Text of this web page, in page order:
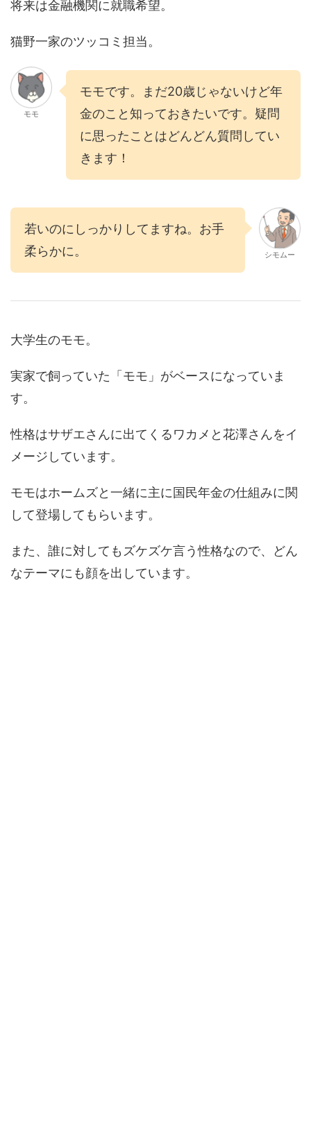
将来は金融機関に就職希望。
猫野一家のツッコミ担当。
モモ
モモです。まだ20歳じゃないけど年
金のこと知っておきたいです。疑問
に思ったことはどんどん質問してい
きます！
若いのにしっかりしてますね。お手
柔らかに。
シモムー
大学生のモモ。
実家で飼っていた「モモ」がベースになっていま
す。
性格はサザエさんに出てくるワカメと花澤さんをイ
メージしています。
モモはホームズと一緒に主に国民年金の仕組みに関
して登場してもらいます。
また、誰に対してもズケズケ言う性格なので、どん
なテーマにも顔を出しています。